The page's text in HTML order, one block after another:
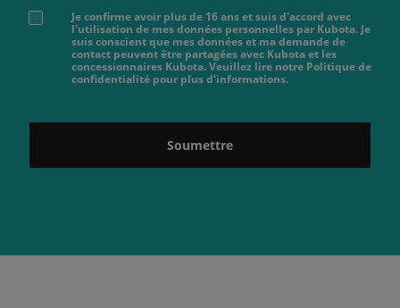
Je confirme avoir plus de 16 ans et suis d'accord avec
l'utilisation de mes données personnelles par Kubota. Je
suis conscient que mes données et ma demande de
contact peuvent être partagées avec Kubota et les
concessionnaires Kubota. Veuillez lire notre Politique de
confidentialité pour plus d'informations.
Soumettre